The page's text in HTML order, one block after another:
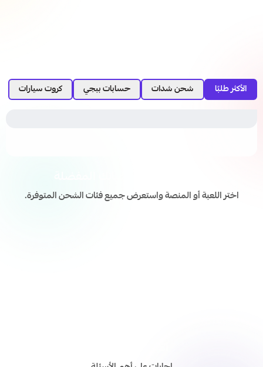
الأكثر طلبًا شحن شدات حسابات ببجي كروت سيارات
اختر اللعبة أو المنصة واستعرض جميع فئات الشحن المتوفرة.